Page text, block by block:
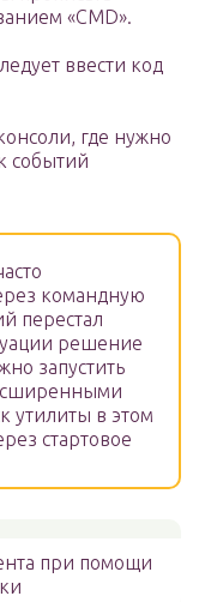
«CMD».
ввести код
где нужно
событий
командную
перестал
решение
запустить
утилиты в этом
стартовое
при помощи